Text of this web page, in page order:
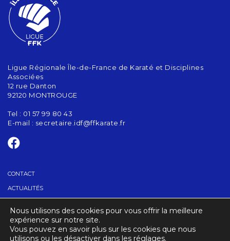
Ligue Régionale Île-de-France de Karaté et Disciplines
Associées
12 rue Danton
92120 MONTROUGE
Tel : 01 57 99 80 43
E-mail : secretaire.idf@ffkarate.fr
CONTACT
ACTUALITÉS
TROUVER UN CLUB
Nous utilisons des cookies pour vous offrir la meilleure
expérience sur notre site.
Vous pouvez en savoir plus sur les cookies que nous
utilisons ou les désactiver dans les réglages.